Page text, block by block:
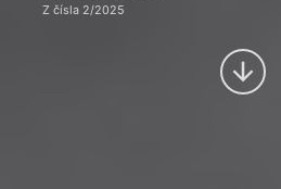
Z čísla 2/2025